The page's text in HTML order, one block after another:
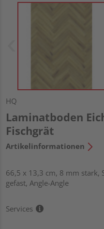
HQ
Laminatboden
Fischgrät
Artikelinformationen
66,5 x 13,3 cm, 8 mm stark,
gefast, Angle-Angle
Services